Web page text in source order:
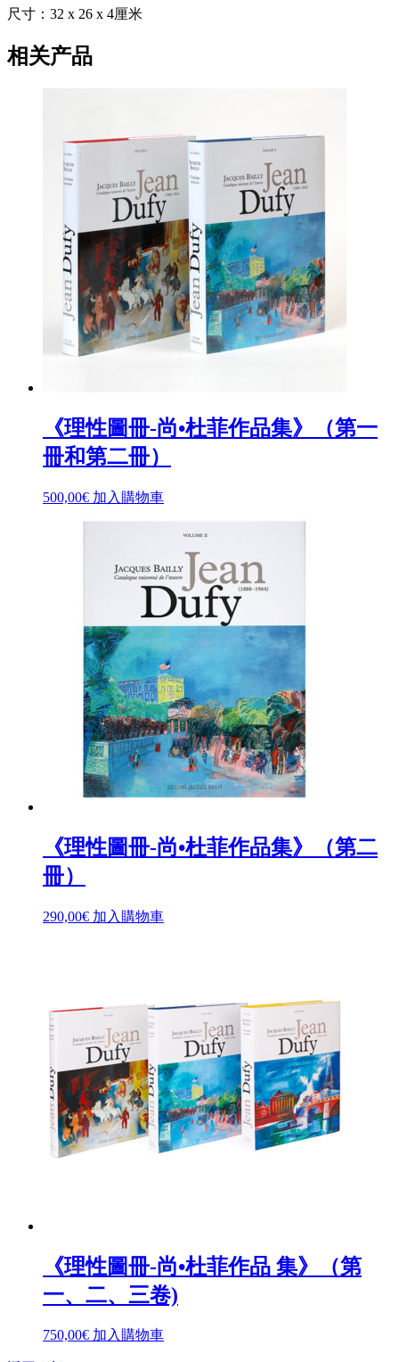
尺寸：32 x 26 x 4厘米
相关产品
《理性圖冊-尚•杜菲作品集》（第一
冊和第二冊）
500,00€ 加入購物車
《理性圖冊-尚•杜菲作品集》（第二
冊）
290,00€ 加入購物車
《理性圖冊-尚•杜菲作品 集》（第
一、二、三卷)
750,00€ 加入購物車